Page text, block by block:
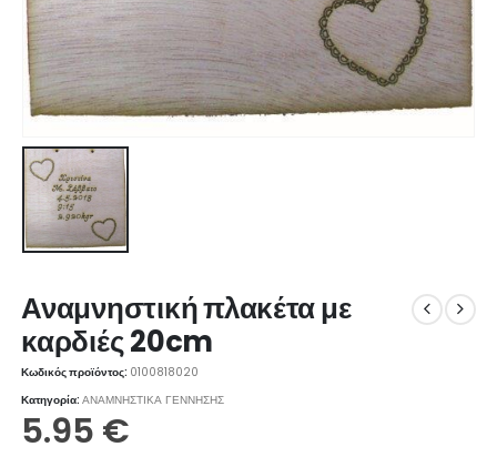
Αναμνηστική πλακέτα με
καρδιές 20cm
Κωδικός προϊόντος: 0100818020
Κατηγορία:ΑΝΑΜΝΗΣΤΙΚΑ ΓΕΝΝΗΣΗΣ
5.95 €